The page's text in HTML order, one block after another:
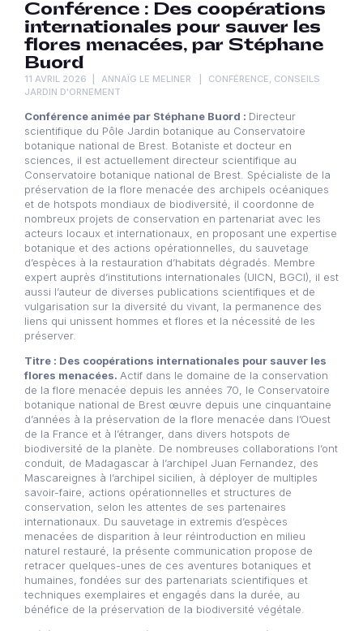
Conférence : Des coopérations
internationales pour sauver les
flores menacées, par Stéphane
Buord
11 AVRIL 2026 ANNAÏG LE MELINER CONFÉRENCE, CONSEILS
JARDIN D'ORNEMENT
Conférence animée par Stéphane Buord : Directeur
scientifique du Pôle Jardin botanique au Conservatoire
botanique national de Brest. Botaniste et docteur en
sciences, il est actuellement directeur scientifique au
Conservatoire botanique national de Brest. Spécialiste de la
préservation de la flore menacée des archipels océaniques
et de hotspots mondiaux de biodiversité, il coordonne de
nombreux projets de conservation en partenariat avec les
acteurs locaux et internationaux, en proposant une expertise
botanique et des actions opérationnelles, du sauvetage
d’espèces à la restauration d’habitats dégradés. Membre
expert auprès d’institutions internationales (UICN, BGCI), il est
aussi l’auteur de diverses publications scientifiques et de
vulgarisation sur la diversité du vivant, la permanence des
liens qui unissent hommes et flores et la nécessité de les
préserver.
Titre : Des coopérations internationales pour sauver les
flores menacées. Actif dans le domaine de la conservation
de la flore menacée depuis les années 70, le Conservatoire
botanique national de Brest œuvre depuis une cinquantaine
d’années à la préservation de la flore menacée dans l’Ouest
de la France et à l’étranger, dans divers hotspots de
biodiversité de la planète. De nombreuses collaborations l’ont
conduit, de Madagascar à l’archipel Juan Fernandez, des
Mascareignes à l’archipel sicilien, à déployer de multiples
savoir-faire, actions opérationnelles et structures de
conservation, selon les attentes de ses partenaires
internationaux. Du sauvetage in extremis d’espèces
menacées de disparition à leur réintroduction en milieu
naturel restauré, la présente communication propose de
retracer quelques-unes de ces aventures botaniques et
humaines, fondées sur des partenariats scientifiques et
techniques exemplaires et engagés dans la durée, au
bénéfice de la préservation de la biodiversité végétale.